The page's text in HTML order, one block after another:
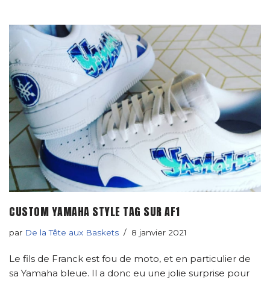
CUSTOM YAMAHA STYLE TAG SUR AF1
par De la Tête aux Baskets 8 janvier 2021
Le fils de Franck est fou de moto, et en particulier de
sa Yamaha bleue. Il a donc eu une jolie surprise pour